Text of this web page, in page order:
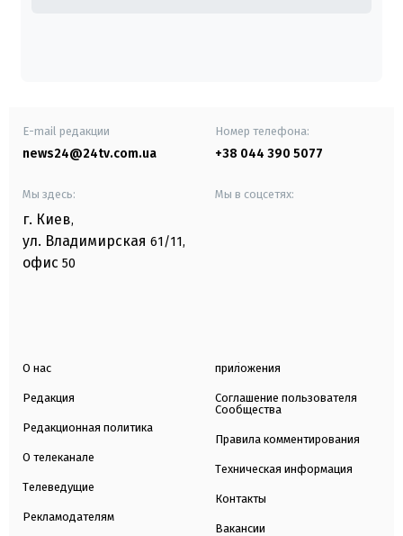
E-mail редакции
news24@24tv.com.ua
Номер телефона:
+38 044 390 5077
Мы здесь:
г. Киев,
ул. Владимирская 61/11,
офис 50
Мы в соцсетях:
О нас
Редакция
Редакционная политика
О телеканале
Телеведущие
Рекламодателям
приложения
Соглашение пользователя
Сообщества
Правила комментирования
Техническая информация
Контакты
Вакансии